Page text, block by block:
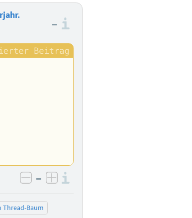
–
negativ bewerten
– positiv bewerten
Thread-Baum